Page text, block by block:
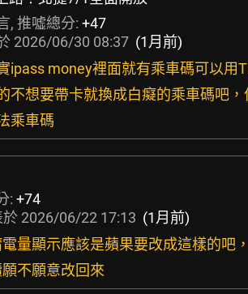
, 推噓總分: +47
2026/06/30 08:37 (1月前)
ipass money裡面就有乘車碼可以用
不想要帶卡就換成白癡的乘車碼吧
乘車碼
: +74
於 2026/06/22 17:13 (1月前)
電量顯示應該是蘋果要改成這樣的吧
願不願意改回來